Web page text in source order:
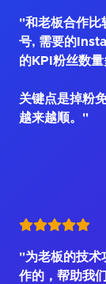
"和老板合作比
号, 需要的
的KPI粉丝数量
关键点是掉粉
越来越顺。"
"为老板的技术
作的，帮助我